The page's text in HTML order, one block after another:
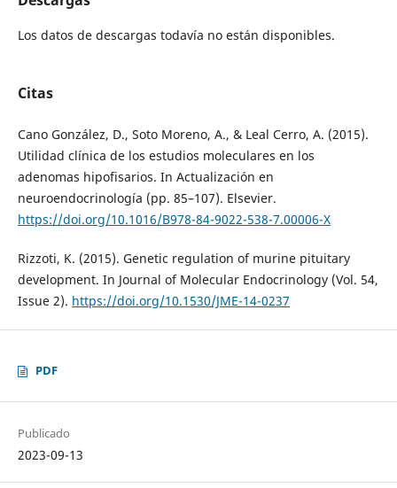
Los datos de descargas todavía no están disponibles.
Citas
Cano González, D., Soto Moreno, A., & Leal Cerro, A. (2015).
Utilidad clínica de los estudios moleculares en los
adenomas hipofisarios. In Actualización en
neuroendocrinología (pp. 85–107). Elsevier.
https://doi.org/10.1016/B978-84-9022-538-7.00006-X
Rizzoti, K. (2015). Genetic regulation of murine pituitary
development. In Journal of Molecular Endocrinology (Vol. 54,
Issue 2). https://doi.org/10.1530/JME-14-0237
PDF
Publicado
2023-09-13